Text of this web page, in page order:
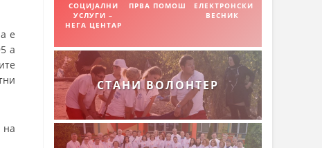
е
а
на
СОЦИЈАЛНИ
УСЛУГИ –
НЕГА ЦЕНТАР
ПРВА ПОМОШ
ЕЛЕКТРОНСКИ
ВЕСНИК
СТАНИ ВОЛОНТЕР